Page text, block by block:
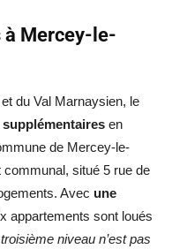
à Mercey-le-
du Val Marnaysien, le
en
de Mercey-le-
situé 5 rue de
Avec une
appartements sont loués
niveau n’est pas